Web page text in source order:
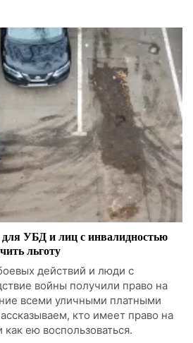
УБД и лиц с инвалидностью
льготу
действий и люди с
войны получили право на
всеми уличными платными
кто имеет право на
как ею воспользоваться.